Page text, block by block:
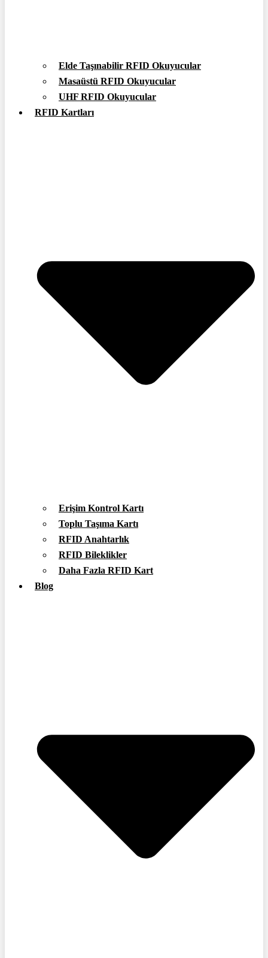
Elde Taşınabilir RFID Okuyucular
Masaüstü RFID Okuyucular
UHF RFID Okuyucular
RFID Kartları
Erişim Kontrol Kartı
Toplu Taşıma Kartı
RFID Anahtarlık
RFID Bileklikler
Daha Fazla RFID Kart
Blog